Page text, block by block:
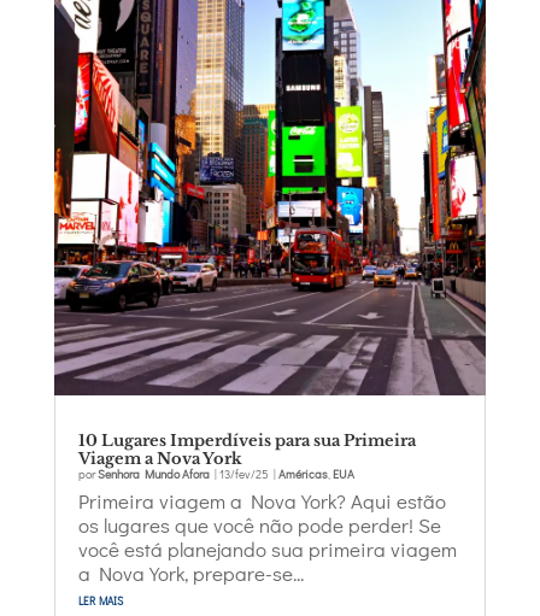
10 Lugares Imperdíveis para sua Primeira
Viagem a Nova York
porSenhora Mundo Afora|13/fev/25 |Américas,EUA
Primeira viagem a Nova York? Aqui estão
os lugares que você não pode perder! Se
você está planejando sua primeira viagem
a Nova York, prepare-se...
ler mais